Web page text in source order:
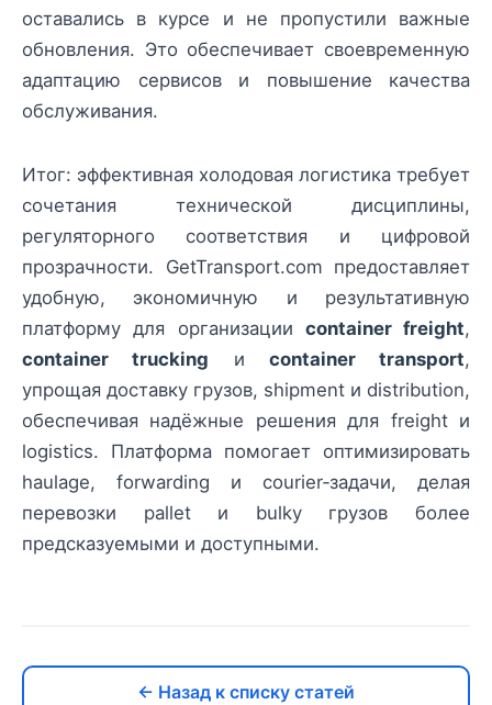
оставались в курсе и не пропустили важные
обновления. Это обеспечивает своевременную
адаптацию сервисов и повышение качества
обслуживания.
Итог: эффективная холодовая логистика требует
сочетания технической дисциплины,
регуляторного соответствия и цифровой
прозрачности. GetTransport.com предоставляет
удобную, экономичную и результативную
платформу для организации container freight,
container trucking и container transport,
упрощая доставку грузов, shipment и distribution,
обеспечивая надёжные решения для freight и
logistics. Платформа помогает оптимизировать
haulage, forwarding и courier‑задачи, делая
перевозки pallet и bulky грузов более
предсказуемыми и доступными.
← Назад к списку статей